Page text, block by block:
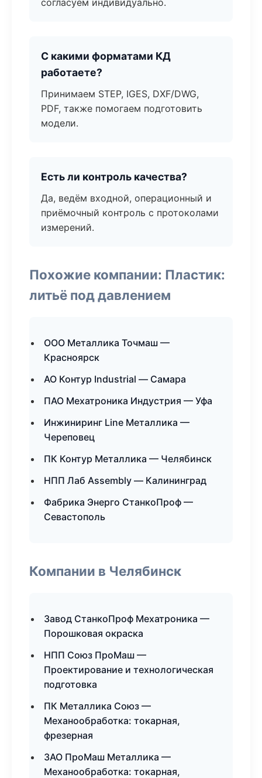
согласуем индивидуально.
С какими форматами КД
работаете?
Принимаем STEP, IGES, DXF/DWG,
PDF, также помогаем подготовить
модели.
Есть ли контроль качества?
Да, ведём входной, операционный и
приёмочный контроль с протоколами
измерений.
Похожие компании: Пластик:
литьё под давлением
ООО Металлика Точмаш —
Красноярск
АО Контур Industrial — Самара
ПАО Мехатроника Индустрия — Уфа
Инжиниринг Line Металлика —
Череповец
ПК Контур Металлика — Челябинск
НПП Лаб Assembly — Калининград
Фабрика Энерго СтанкоПроф —
Севастополь
Компании в Челябинск
Завод СтанкоПроф Мехатроника —
Порошковая окраска
НПП Союз ПроМаш —
Проектирование и технологическая
подготовка
ПК Металлика Союз —
Механообработка: токарная,
фрезерная
ЗАО ПроМаш Металлика —
Механообработка: токарная,